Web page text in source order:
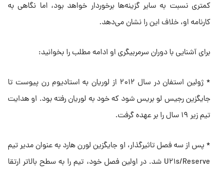
کمتری نسبت به سایر گزینه‌ها برخوردار خواهد بود، اما نگاهی به
کارنامه او، خلاف این را نشان می‌دهد.
برای آشنایی با دوران سرمربیگری او ادامه مطلب را بخوانید:
* ژولین استفان در سال ۲۰۱۲ از لوریان به استادیوم رن پیوست تا
جایگزین رجیس لو بریس شود که خود به لوریان رفته بود. او هدایت
تیم زیر ۱۹ سال را بر عهده گرفت.
* پس از سه فصل تاثیرگذار، او جایگزین لورن هارد به عنوان مدیر تیم
U۲۱s/Reserve شد. در اولین فصل خود، تیم را به سطح بالاتر ارتقا